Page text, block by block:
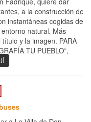
a la construcción de
instantáneas cogidas de
natural. Más
y la imagen. PARA
TU PUEBLO",